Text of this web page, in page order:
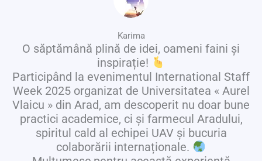
Karima
O săptămână plină de idei, oameni faini și
inspirație!
Participând la evenimentul International Staff
Week 2025 organizat de Universitatea « Aurel
Vlaicu » din Arad, am descoperit nu doar bune
practici academice, ci și farmecul Aradului,
spiritul cald al echipei UAV și bucuria
colaborării internaționale.